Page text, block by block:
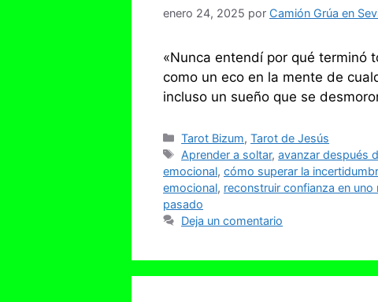
enero 24, 2025 por Camión Grúa en
«Nunca entendí por qué terminó
como un eco en la mente de
incluso un sueño que se
Categorías
Tarot Bizum,Tarot de Jesús
Etiquetas
Aprender a soltar,avanzar después
emocional, cómo superar la
emocional, reconstruir confianza en uno
pasado
Deja un comentario